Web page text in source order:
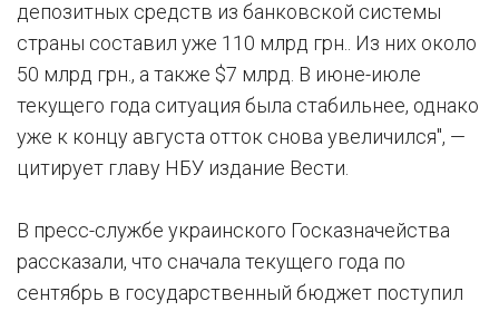
депозитных средств из банковской системы
страны составил уже 110 млрд грн.. Из них около
50 млрд грн., а также $7 млрд. В июне-июле
текущего года ситуация была стабильнее, однако
уже к концу августа отток снова увеличился", —
цитирует главу НБУ издание Вести.
В пресс-службе украинского Госказначейства
рассказали, что сначала текущего года по
сентябрь в государственный бюджет поступил